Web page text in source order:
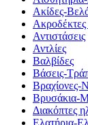
Ακίδες-
Αντιστάσεις
Αντλίες
Βαλβίδες
Βάσεις-
Βραχίονες-
Βρυσάκια-
Διακόπτες
Ελατήρια-